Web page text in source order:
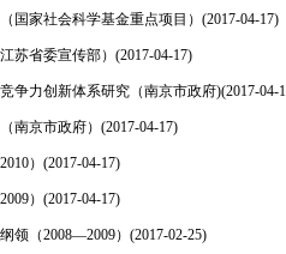
国家社会科学基金重点项目） (2017-04-17)
苏省委宣传部） (2017-04-17)
争力创新体系研究（南京市政府)(2017-04-
南京市政府） (2017-04-17)
） (2017-04-17)
） (2017-04-17)
领（2008—2009） (2017-02-25)